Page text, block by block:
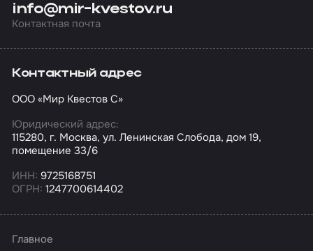
info@mir-kvestov.ru
Контактная почта
Контактный адрес
ООО «Мир Квестов С»
Юридический адрес:
115280, г. Москва, ул. Ленинская Слобода, дом 19,
помещение 33/6
ИНН: 9725168751
ОГРН: 1247700614402
Главное